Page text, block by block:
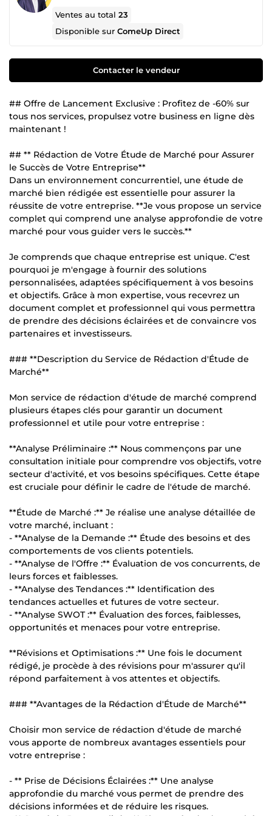
Ventes au total23
Disponible surComeUp Direct
Contacter le vendeur
## Offre de Lancement Exclusive : Profitez de -60% sur
tous nos services, propulsez votre business en ligne dès
maintenant !
## ** Rédaction de Votre Étude de Marché pour Assurer
le Succès de Votre Entreprise**
Dans un environnement concurrentiel, une étude de
marché bien rédigée est essentielle pour assurer la
réussite de votre entreprise. **Je vous propose un service
complet qui comprend une analyse approfondie de votre
marché pour vous guider vers le succès.**
Je comprends que chaque entreprise est unique. C'est
pourquoi je m'engage à fournir des solutions
personnalisées, adaptées spécifiquement à vos besoins
et objectifs. Grâce à mon expertise, vous recevrez un
document complet et professionnel qui vous permettra
de prendre des décisions éclairées et de convaincre vos
partenaires et investisseurs.
### **Description du Service de Rédaction d'Étude de
Marché**
Mon service de rédaction d'étude de marché comprend
plusieurs étapes clés pour garantir un document
professionnel et utile pour votre entreprise :
**Analyse Préliminaire :** Nous commençons par une
consultation initiale pour comprendre vos objectifs, votre
secteur d'activité, et vos besoins spécifiques. Cette étape
est cruciale pour définir le cadre de l'étude de marché.
**Étude de Marché :** Je réalise une analyse détaillée de
votre marché, incluant :
- **Analyse de la Demande :** Étude des besoins et des
comportements de vos clients potentiels.
- **Analyse de l'Offre :** Évaluation de vos concurrents, de
leurs forces et faiblesses.
- **Analyse des Tendances :** Identification des
tendances actuelles et futures de votre secteur.
- **Analyse SWOT :** Évaluation des forces, faiblesses,
opportunités et menaces pour votre entreprise.
**Révisions et Optimisations :** Une fois le document
rédigé, je procède à des révisions pour m'assurer qu'il
répond parfaitement à vos attentes et objectifs.
### **Avantages de la Rédaction d'Étude de Marché**
Choisir mon service de rédaction d'étude de marché
vous apporte de nombreux avantages essentiels pour
votre entreprise :
- ** Prise de Décisions Éclairées :** Une analyse
approfondie du marché vous permet de prendre des
décisions informées et de réduire les risques.